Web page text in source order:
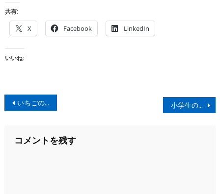
共有:
X Facebook LinkedIn
いいね:
投
稿
ビ
いちごの季節？ 小学生の頃は、土曜日登校していましたよね。
コメントを残す